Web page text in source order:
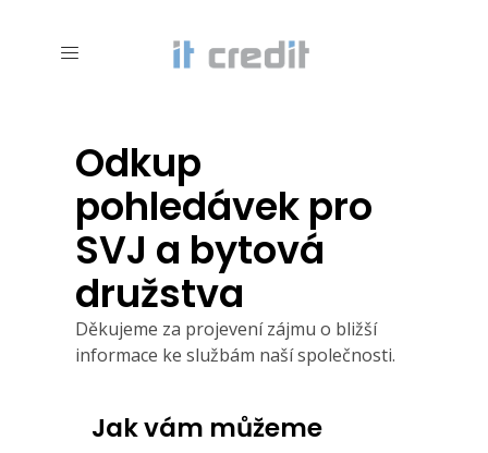
Odkup
pohledávek pro
SVJ a bytová
družstva
Děkujeme za projevení zájmu o bližší
informace ke službám naší společnosti.
Jak vám můžeme